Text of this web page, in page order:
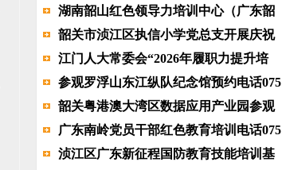
湖南韶山红色领导力培训中心（广东韶
韶关市浈江区执信小学党总支开展庆祝
江门人大常委会“2026年履职力提升培
参观罗浮山东江纵队纪念馆预约电话075
韶关粤港澳大湾区数据应用产业园参观
广东南岭党员干部红色教育培训电话075
浈江区广东新征程国防教育技能培训基